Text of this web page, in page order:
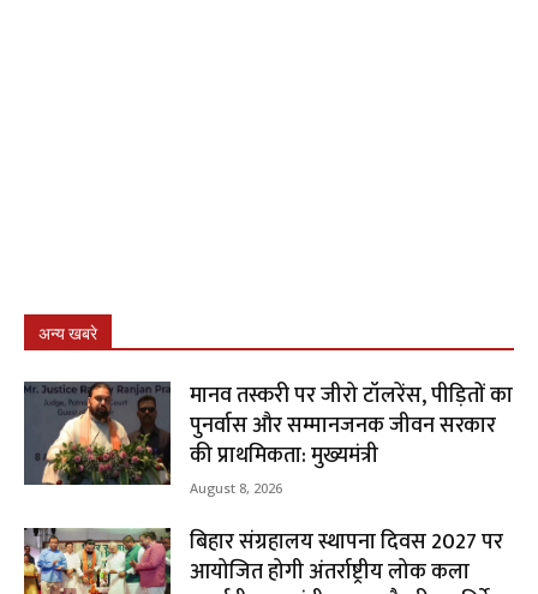
अन्य खबरे
मानव तस्करी पर जीरो टॉलरेंस, पीड़ितों का
पुनर्वास और सम्मानजनक जीवन सरकार
की प्राथमिकता: मुख्यमंत्री
August 8, 2026
बिहार संग्रहालय स्थापना दिवस 2027 पर
आयोजित होगी अंतर्राष्ट्रीय लोक कला